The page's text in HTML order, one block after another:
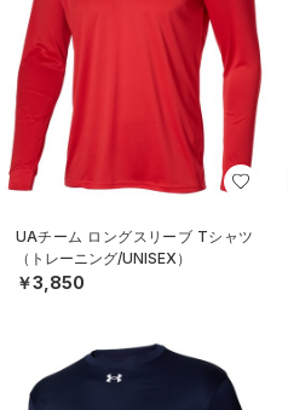
UAチーム ロングスリーブ Tシャツ
（トレーニング/UNISEX）
￥3,850